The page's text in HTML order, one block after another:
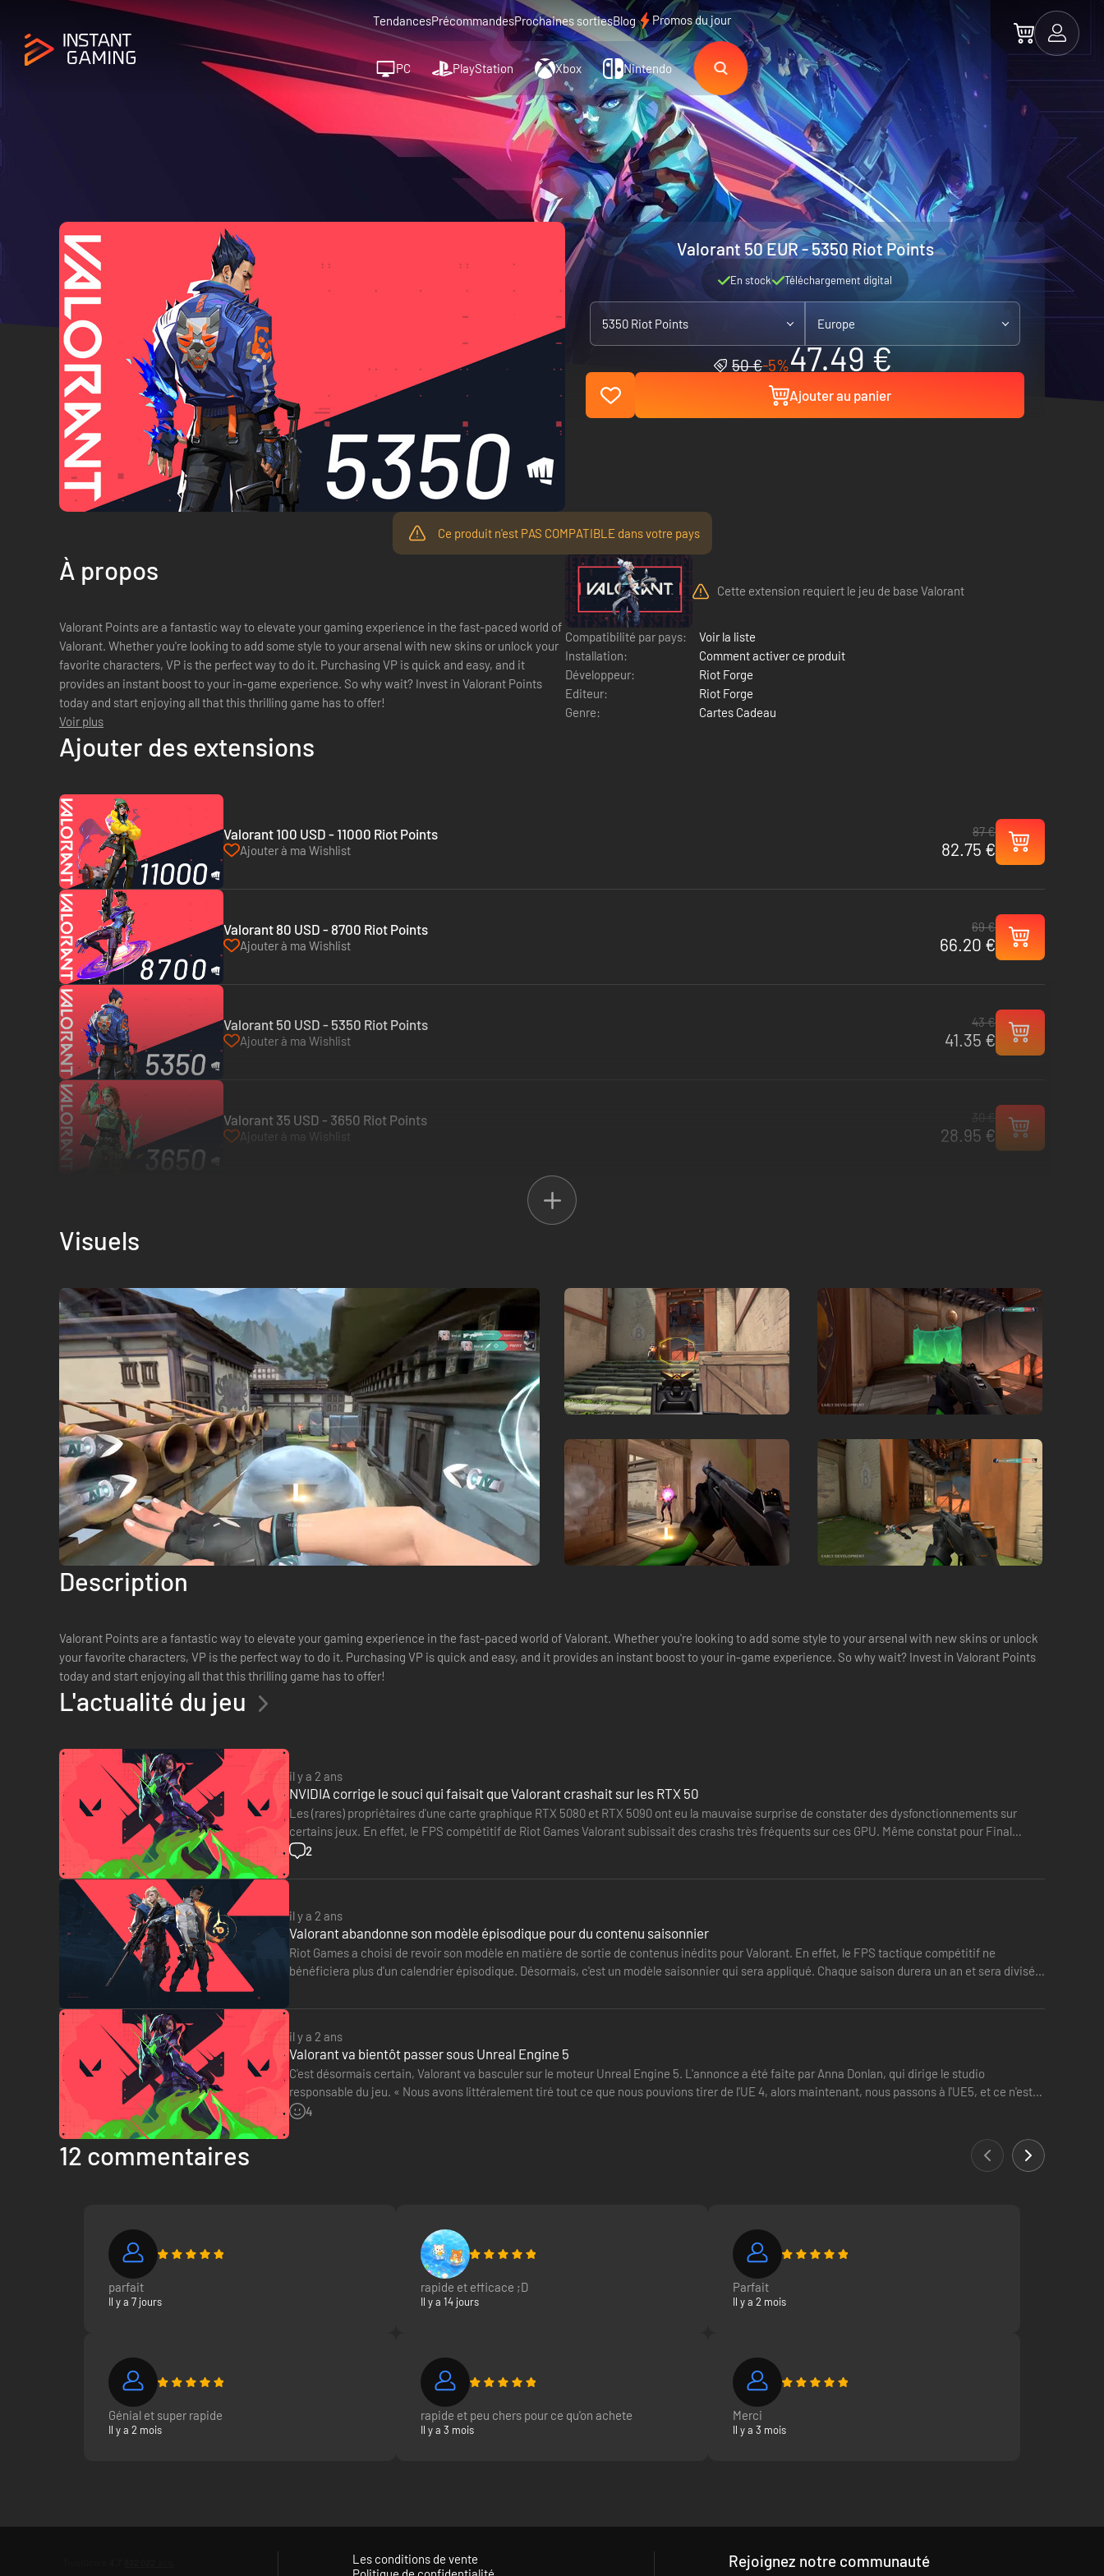
TendancesPrécommandesProchaines sortiesBlog Promos du jour
PC PlayStation Xbox Nintendo
Valorant 50 EUR - 5350 Riot Points
En stock Téléchargement digital
5350 Riot Points Europe
50 €-5%47.49 €
Ajouter au panier
Ce produit n'est PAS COMPATIBLE dans votre pays
À propos
Valorant Points are a fantastic way to elevate your gaming experience in the fast-paced world of
Valorant. Whether you're looking to add some style to your arsenal with new skins or unlock your
favorite characters, VP is the perfect way to do it. Purchasing VP is quick and easy, and it
provides an instant boost to your in-game experience. So why wait? Invest in Valorant Points
today and start enjoying all that this thrilling game has to offer!
Voir plus
Cette extension requiert le jeu de base Valorant
Compatibilité par pays:
Voir la liste
Installation:
Comment activer ce produit
Développeur:
Riot Forge
Editeur:
Riot Forge
Genre:
Cartes Cadeau
Ajouter des extensions
Valorant 100 USD - 11000 Riot Points
Ajouter à ma Wishlist
87 €
82.75 €
Valorant 80 USD - 8700 Riot Points
Ajouter à ma Wishlist
69 €
66.20 €
Valorant 50 USD - 5350 Riot Points
Ajouter à ma Wishlist
43 €
41.35 €
Valorant 35 USD - 3650 Riot Points
Ajouter à ma Wishlist 28.95 €
Visuels
Description
Valorant Points are a fantastic way to elevate your gaming experience in the fast-paced world of Valorant. Whether you're looking to add some style to your arsenal with new skins or unlock
your favorite characters, VP is the perfect way to do it. Purchasing VP is quick and easy, and it provides an instant boost to your in-game experience. So why wait? Invest in Valorant Points
today and start enjoying all that this thrilling game has to offer!
L'actualité du jeu
il y a 2 ans
NVIDIA corrige le souci qui faisait que Valorant crashait sur les RTX 50
Les (rares) propriétaires d'une carte graphique RTX 5080 et RTX 5090 ont eu la mauvaise surprise de constater des dysfonctionnements sur
certains jeux. En effet, le FPS compétitif de Riot Games Valorant subissait des crashs très fréquents sur ces GPU. Même constat pour Final
Fantasy XVI qui était victime…
2
il y a 2 ans
Valorant abandonne son modèle épisodique pour du contenu saisonnier
Riot Games a choisi de revoir son modèle en matière de sortie de contenus inédits pour Valorant. En effet, le FPS tactique compétitif ne
bénéficiera plus d'un calendrier épisodique. Désormais, c'est un modèle saisonnier qui sera appliqué. Chaque saison durera un an et sera divisée
il y a 2 ans
Valorant va bientôt passer sous Unreal Engine 5
C'est désormais certain, Valorant va basculer sur le moteur Unreal Engine 5. L'annonce a été faite par Anna Donlan, qui dirige le studio
responsable du jeu. « Nous avons littéralement tiré tout ce que nous pouvions tirer de l'UE 4, alors maintenant, nous passons à l'UE5, et ce n'est
pas une tâche facile…
4
12 commentaires
parfait
Il y a 7 jours
rapide et efficace ;D
Il y a 14 jours
Parfait
Il y a 2 mois
Génial et super rapide
Il y a 2 mois
rapide et peu chers pour ce qu'on achete
Il y a 3 mois
Merci
Il y a 3 mois
Les conditions de vente
Rejoignez notre communauté